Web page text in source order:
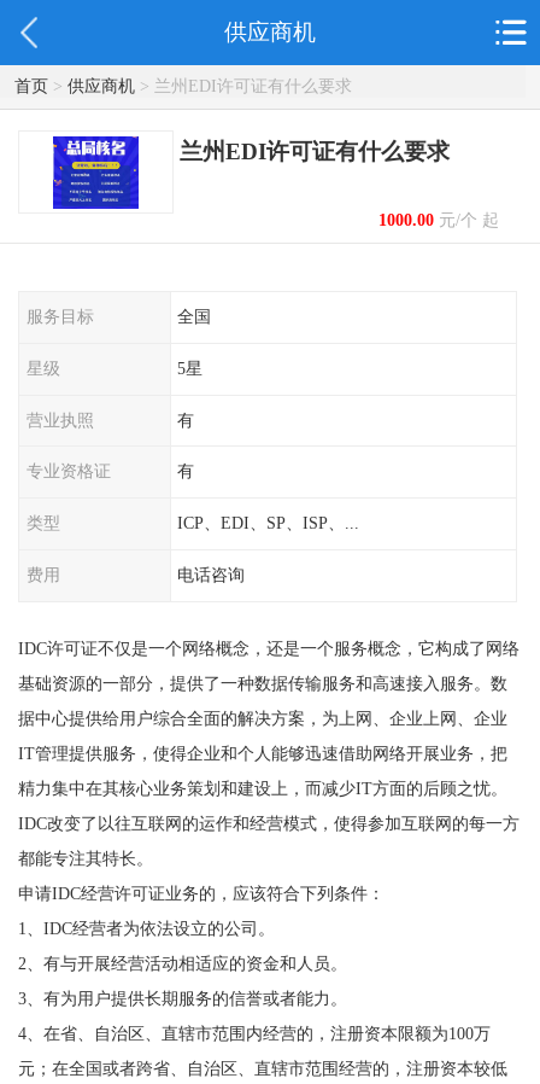
供应商机
首页> 供应商机> 兰州EDI许可证有什么要求
兰州EDI许可证有什么要求
1000.00元/个 起
服务目标 全国
星级 5星
营业执照 有
专业资格证 有
类型 ICP、EDI、SP、ISP、...
费用 电话咨询
IDC许可证不仅是一个网络概念，还是一个服务概念，它构成了网络
基础资源的一部分，提供了一种数据传输服务和高速接入服务。数
据中心提供给用户综合全面的解决方案，为上网、企业上网、企业
IT管理提供服务，使得企业和个人能够迅速借助网络开展业务，把
精力集中在其核心业务策划和建设上，而减少IT方面的后顾之忧。
IDC改变了以往互联网的运作和经营模式，使得参加互联网的每一方
都能专注其特长。
申请IDC经营许可证业务的，应该符合下列条件：
1、IDC经营者为依法设立的公司。
2、有与开展经营活动相适应的资金和人员。
3、有为用户提供长期服务的信誉或者能力。
4、在省、自治区、直辖市范围内经营的，注册资本限额为100万
元；在全国或者跨省、自治区、直辖市范围经营的，注册资本较低